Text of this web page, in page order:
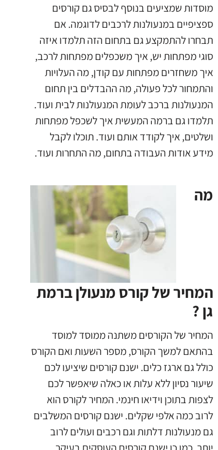
מוסדות שמציעים בנוסף לבסיס גם קורסים
ספציפיים במנעולנות לרכבים לדוגמה. אם
תבחרו להתמקצע גם בתחום הזה תלמדו איזה
סוגי מפתחות יש, איך משכפלים מפתחות לרכב,
איך משחזרים מפתחות עם קודן,מה העלויות
והתמחור לכל פעולה,מה ההבדלים בין תחום
המנעולנות ברכב לעומת המנעולנות לבית ועוד.
תלמדו גם ברמה המעשית איך לשכפל מפתחות
ושלטים, איך לקודד אותם ועוד. תוכלו לקבל
מידע אודות העבודה בתחום,מה התחרות ועוד.
מה
המחיר של קורס מנעולן ברמת
גן ?
המחיר של הקורסים משתנה ממוסד למוסד
בהתאם למשך הקורס,מספר השעות ואם הקורס
כולל גם ארגז כלים. ישנם קורסים שיציעו לכם
שיעור נסיון ללא עלות או כאלה שיאפשר לכם
לצפות בתוכן וידיאו חינמי. המחיר לקורס הוא
לרוב כמה אלפי שקלים. ישנם קורסים המשלבים
גם מנעולנות דלתות וגם רכבים ועולים לרוב